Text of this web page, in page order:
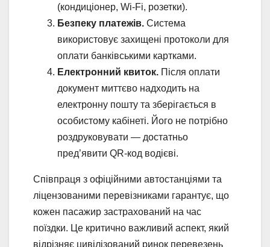
(кондиціонер, Wi-Fi, розетки).
Безпеку платежів. Система
використовує захищені протоколи для
оплати банківськими картками.
Електронний квиток. Після оплати
документ миттєво надходить на
електронну пошту та зберігається в
особистому кабінеті. Його не потрібно
роздруковувати — достатньо
пред’явити QR-код водієві.
Співпраця з офіційними автостанціями та
ліцензованими перевізниками гарантує, що
кожен пасажир застрахований на час
поїздки. Це критично важливий аспект, який
відрізняє цивілізований ринок перевезень